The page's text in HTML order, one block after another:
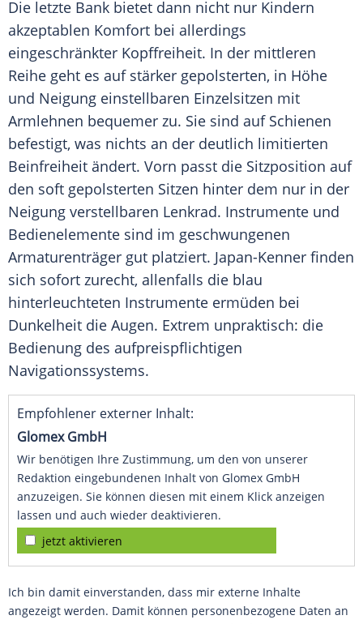
Die letzte Bank bietet dann nicht nur Kindern
akzeptablen Komfort bei allerdings
eingeschränkter Kopffreiheit. In der mittleren
Reihe geht es auf stärker gepolsterten, in Höhe
und Neigung einstellbaren Einzelsitzen mit
Armlehnen bequemer zu. Sie sind auf Schienen
befestigt, was nichts an der deutlich limitierten
Beinfreiheit ändert. Vorn passt die Sitzposition auf
den soft gepolsterten Sitzen hinter dem nur in der
Neigung verstellbaren Lenkrad. Instrumente und
Bedienelemente sind im geschwungenen
Armaturenträger gut platziert. Japan-Kenner finden
sich sofort zurecht, allenfalls die blau
hinterleuchteten Instrumente ermüden bei
Dunkelheit die Augen. Extrem unpraktisch: die
Bedienung des aufpreispflichtigen
Navigationssystems.
Empfohlener externer Inhalt:
Glomex GmbH
Wir benötigen Ihre Zustimmung, um den von unserer
Redaktion eingebundenen Inhalt von Glomex GmbH
anzuzeigen. Sie können diesen mit einem Klick anzeigen
lassen und auch wieder deaktivieren.
jetzt aktivieren
Ich bin damit einverstanden, dass mir externe Inhalte
angezeigt werden. Damit können personenbezogene Daten an